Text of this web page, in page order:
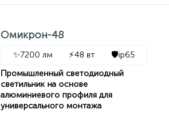
Омикрон-48
✨7200 лм ⚡48 вт 🛡️ip65
Промышленный светодиодный
светильник на основе
алюминиевого профиля для
универсального монтажа